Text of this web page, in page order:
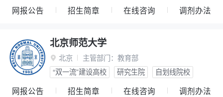
网报公告 招生简章 在线咨询 调剂办法
北京师范大学
 北京 主管部门： 教育部
“双一流”建设高校
研究生院 自划线院校
网报公告 招生简章 在线咨询 调剂办法